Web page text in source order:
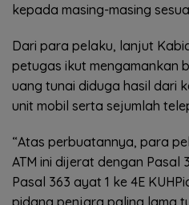
kepada masing-masing
Dari para pelaku, lanjut
petugas ikut mengamankan
uang tunai diduga hasil dari
unit mobil serta sejumlah
“Atas perbuatannya, para
ATM ini dijerat dengan Pasal
Pasal 363 ayat 1 ke 4E
pidana penjara paling lama